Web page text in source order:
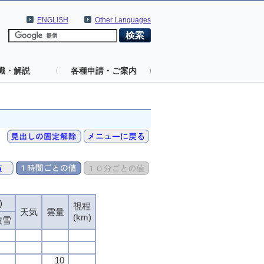
Other Languages
ENGLISH
・解説 各種申請・ご案内
天気
雲量
視程
(km)
雪
10
天気
雲量
視程
(km)
雪
10
天気
雲量
視程
(km)
雪
10
天気
雲量
視程
(km)
雪
10